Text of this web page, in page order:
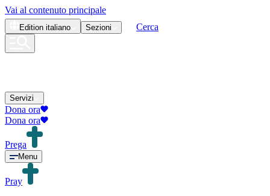
Vai al contenuto principale
Edition italiano Sezioni Cerca
Servizi
Dona ora
Dona ora
Prega
Menu
Pray